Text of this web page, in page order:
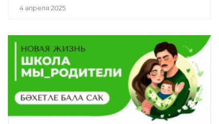
4 апреля 2025